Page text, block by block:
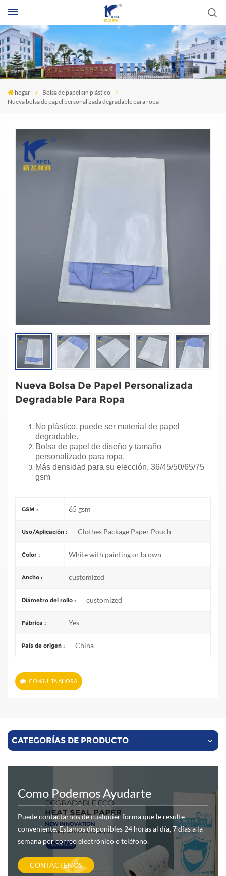
hogar
Bolsa de papel sin plástico
Nueva bolsa de papel personalizada degradable para ropa
Nueva Bolsa De Papel Personalizada
Degradable Para Ropa
No plástico, puede ser material de papel
degradable.
Bolsa de papel de diseño y tamaño
personalizado para ropa.
Más densidad para su elección, 36/45/50/65/75
gsm
GSM : 65 gsm
Uso/Aplicación : Clothes Package Paper Pouch
Color : White with painting or brown
Ancho : customized
Diámetro del rollo : customized
Fábrica : Yes
País de origen : China
CONSULTA AHORA
CATEGORÍAS DE PRODUCTO
Como Podemos Ayudarte
Puede contactarnos de cualquier forma que le resulte
conveniente. Estamos disponibles 24 horas al día, 7 días a la
semana por correo electrónico o teléfono.
CONTÁCTENOS